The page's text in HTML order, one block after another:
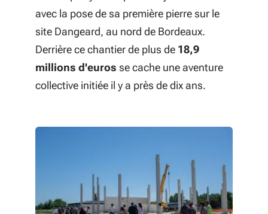
avec la pose de sa première pierre sur le
site Dangeard, au nord de Bordeaux.
Derrière ce chantier de plus de 18,9
millions d'euros se cache une aventure
collective initiée il y a près de dix ans.